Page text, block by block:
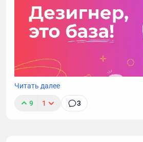
Эта статья для тех, кто хочет
Читать далее
9 1 3